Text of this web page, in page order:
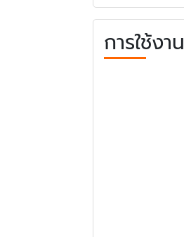
การใช้งาน